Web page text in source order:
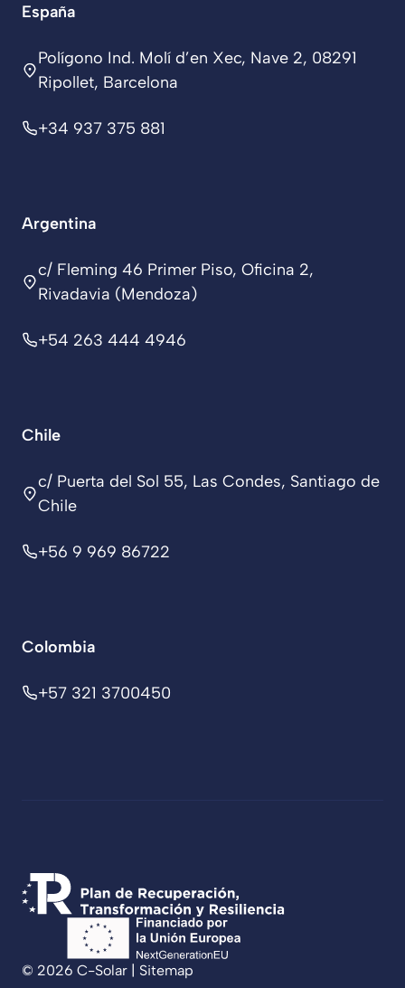
España
Polígono Ind. Molí d’en Xec, Nave 2, 08291
Ripollet, Barcelona
+34 937 375 881
Argentina
c/ Fleming 46 Primer Piso, Oficina 2,
Rivadavia (Mendoza)
+54 263 444 4946
Chile
c/ Puerta del Sol 55, Las Condes, Santiago de
Chile
+56 9 969 86722
Colombia
+57 321 3700450
© 2026 C-Solar | Sitemap